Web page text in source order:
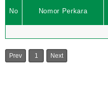
No Nomor Perkara
Prev 1 Next